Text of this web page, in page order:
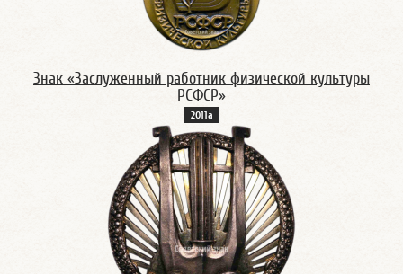
Знак «Заслуженный работник физической культуры
РСФСР»
2011а